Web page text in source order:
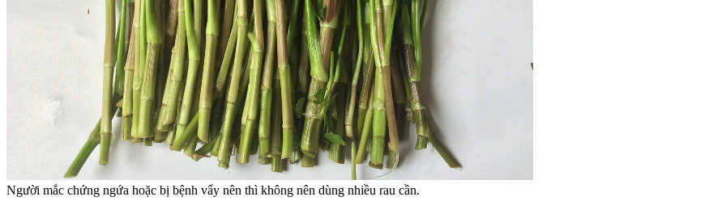
Người mắc chứng ngứa hoặc bị bệnh vẩy nên thì không nên dùng nhiều rau cần.